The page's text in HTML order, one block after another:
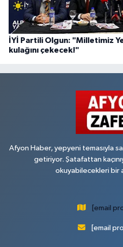
İYİ Partili Olgun: "Milletimiz
kulağını çekecek!"
Afyon Haber, yepyeni temasıyla
getiriyor. Şatafattan
okuyabilecekleri bir
[email
[email